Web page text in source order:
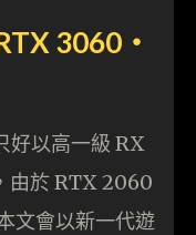
3060‧
好以高一級 RX
由於 RTX 2060
文會以新一代遊